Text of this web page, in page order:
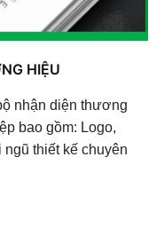
HIỆU
nhận diện thương
bao gồm: Logo,
thiết kế chuyên